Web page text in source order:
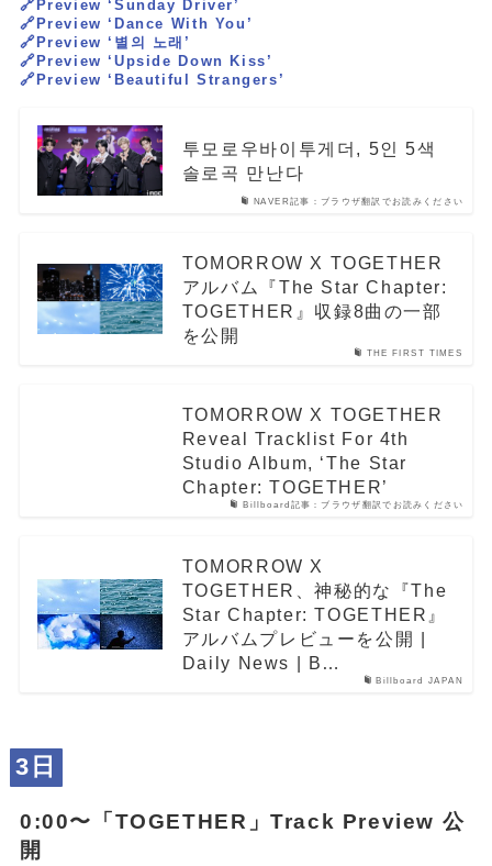
🔗Preview ‘Sunday Driver’
🔗Preview ‘Dance With You’
🔗Preview ‘별의 노래’
🔗Preview ‘Upside Down Kiss’
🔗Preview ‘Beautiful Strangers’
NAVER記事：ブラウザ翻訳でお読みください
투모로우바이투게더, 5인 5색
솔로곡 만난다
THE FIRST TIMES
TOMORROW X TOGETHER
アルバム『The Star Chapter:
TOGETHER』収録8曲の一部
を公開
Billboard記事：ブラウザ翻訳でお読みください
TOMORROW X TOGETHER
Reveal Tracklist For 4th
Studio Album, ‘The Star
Chapter: TOGETHER’
Billboard JAPAN
TOMORROW X
TOGETHER、神秘的な『The
Star Chapter: TOGETHER』
アルバムプレビューを公開 |
Daily News | B…
3日
0:00〜「 TOGETHER 」Track Preview 公
開